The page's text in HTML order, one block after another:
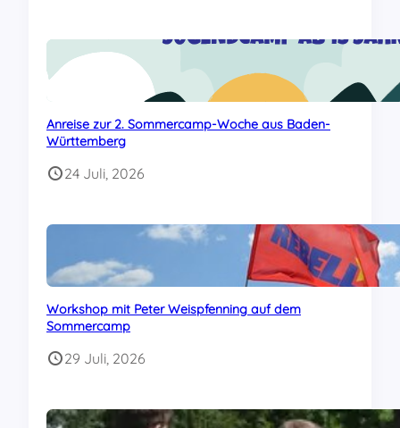
Anreise zur 2. Sommercamp-Woche aus Baden-
Württemberg
24 Juli, 2026
Workshop mit Peter Weispfenning auf dem
Sommercamp
29 Juli, 2026